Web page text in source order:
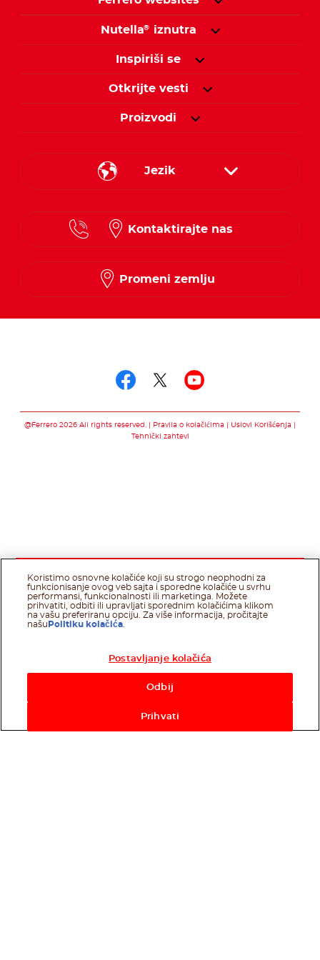
Nutella® iznutra
Inspiriši se
Otkrijte vesti
Proizvodi
Jezik
Kontaktirajte nas
Promeni zemlju
@Ferrero 2026 All rights reserved. Pravila o kolačićima
Uslovi Korišćenja
Tehnički zahtevi
Koristimo osnovne kolačiće koji su strogo neophodni za
funkcionisanje ovog veb sajta i sporedne kolačiće u svrhu
performansi, funkcionalnosti ili marketinga. Možete
prihvatiti, odbiti ili upravljati sporednim kolačićima klikom
na vašu preferiranu opciju. Za više informacija, pročitajte
našu Politiku kolačića
Postavljanje kolačića
Odbij
Prihvati